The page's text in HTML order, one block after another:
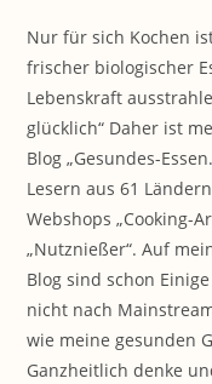
Nur für sich Kochen
frischer biologischer
Lebenskraft
glücklich“ Daher ist
Blog „Gesundes-
Lesern aus 61
Webshops „Cooking-
„Nutznießer“. Auf
Blog sind schon
nicht nach
wie meine gesunden
Ganzheitlich denke